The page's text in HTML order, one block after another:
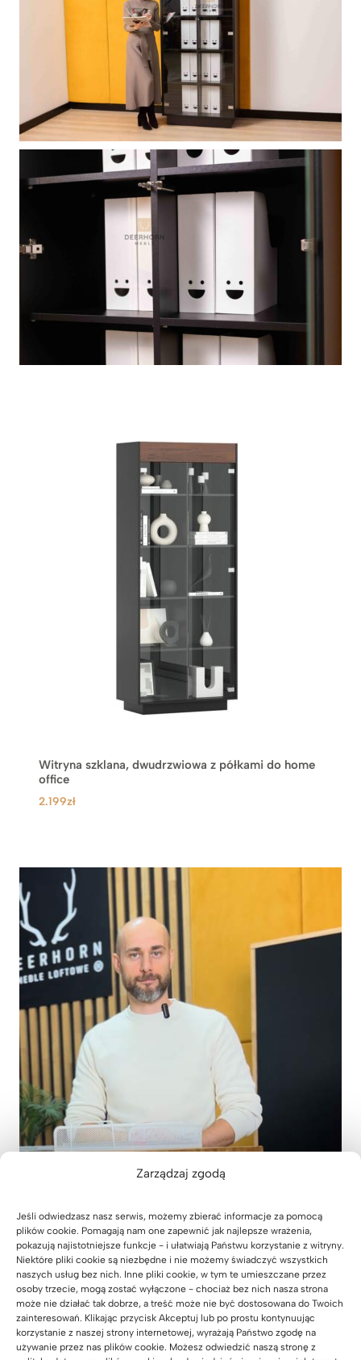
Zarządzaj zgodą
Jeśli odwiedzasz nasz serwis, możemy zbierać informacje za pomocą
plików cookie. Pomagają nam one zapewnić jak najlepsze wrażenia,
pokazują najistotniejsze funkcje - i ułatwiają Państwu korzystanie z witryny.
Niektóre pliki cookie są niezbędne i nie możemy świadczyć wszystkich
naszych usług bez nich. Inne pliki cookie, w tym te umieszczane przez
osoby trzecie, mogą zostać wyłączone - chociaż bez nich nasza strona
może nie działać tak dobrze, a treść może nie być dostosowana do Twoich
zainteresowań. Klikając przycisk Akceptuj lub po prostu kontynuując
korzystanie z naszej strony internetowej, wyrażają Państwo zgodę na
używanie przez nas plików cookie. Możesz odwiedzić naszą stronę z
Witryna szklana, dwudrzwiowa z półkami do home
office
2.199zł
Lubię pokazywać nasze realizacje, bo to
właśnie one najlepiej pokazują, jak meble
działają „na żywo”. Nie zawsze chodzi o całą
aranżację — czasem wystarczy detal, żeby
przestrzeń nabrała sensu. Może znajdziesz tu
coś, co zainspiruje i Ciebie.